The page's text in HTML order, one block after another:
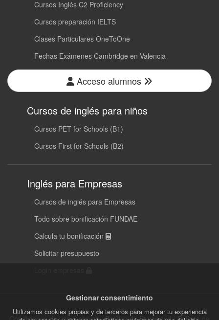
Cursos Inglés C2 Proficiency
Cursos preparación IELTS
Clases Particulares OneToOne
Fechas Exámenes Cambridge en Valencia
Acceso alumnos
Cursos de inglés para niños
Cursos PET for Schools (B1)
Cursos First for Schools (B2)
Inglés para Empresas
Cursos de inglés para Empresas
Todo sobre bonificación FUNDAE
Calcula tu bonificación
Solicitar presupuesto
Gestionar consentimiento
Utilizamos cookies propias y de terceros para mejorar tu experiencia